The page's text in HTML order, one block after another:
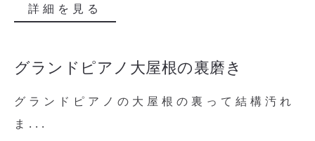
詳細を見る
グランドピアノ大屋根の裏磨き
グランドピアノの大屋根の裏って結構汚れ
ま...